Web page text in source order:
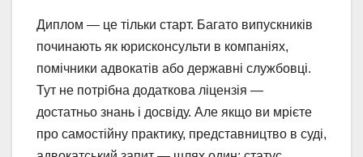
Диплом — це тільки старт. Багато випускників
починають як юрисконсульти в компаніях,
помічники адвокатів або державні службовці.
Тут не потрібна додаткова ліцензія —
достатньо знань і досвіду. Але якщо ви мрієте
про самостійну практику, представництво в суді,